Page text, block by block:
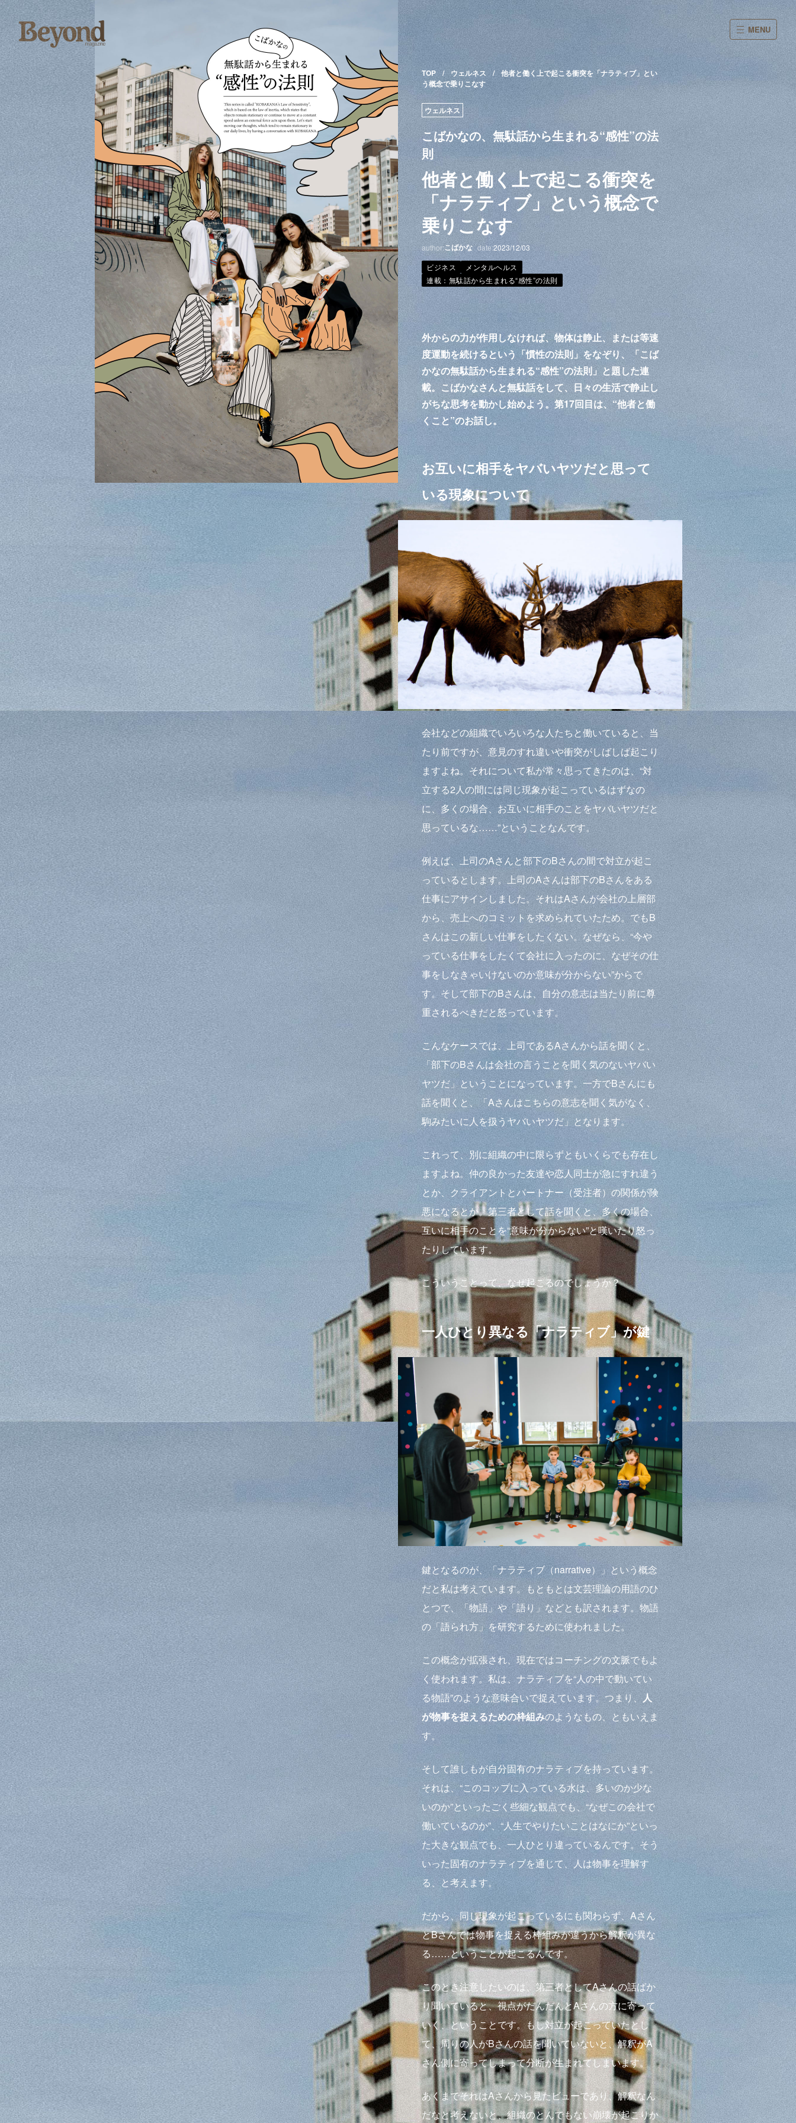
MENU
TOP ウェルネス
他者と働く上で起こる衝突を「ナラティブ」とい
う概念で乗りこなす
ウェルネス
こばかなの、無駄話から生まれる“感性”の法
則
他者と働く上で起こる衝突を
「ナラティブ」という概念で
乗りこなす
author:こばかな date:2023/12/03
ビジネス
メンタルヘルス
連載：無駄話から生まれる“感性”の法則
外からの力が作用しなければ、物体は静止、または等速
度運動を続けるという「慣性の法則」をなぞり、「こば
かなの無駄話から生まれる“感性”の法則」と題した連
載。こばかなさんと無駄話をして、日々の生活で静止し
がちな思考を動かし始めよう。第17回目は、“他者と働
くこと”のお話し。
お互いに相手をヤバいヤツだと思って
いる現象について
会社などの組織でいろいろな人たちと働いていると、当
たり前ですが、意見のすれ違いや衝突がしばしば起こり
ますよね。それについて私が常々思ってきたのは、“対
立する2人の間には同じ現象が起こっているはずなの
に、多くの場合、お互いに相手のことをヤバいヤツだと
思っているな……”ということなんです。
例えば、上司のAさんと部下のBさんの間で対立が起こ
っているとします。上司のAさんは部下のBさんをある
仕事にアサインしました。それはAさんが会社の上層部
から、売上へのコミットを求められていたため。でもB
さんはこの新しい仕事をしたくない。なぜなら、“今や
っている仕事をしたくて会社に入ったのに、なぜその仕
事をしなきゃいけないのか意味が分からない”からで
す。そして部下のBさんは、自分の意志は当たり前に尊
重されるべきだと怒っています。
こんなケースでは、上司であるAさんから話を聞くと、
「部下のBさんは会社の言うことを聞く気のないヤバい
ヤツだ」ということになっています。一方でBさんにも
話を聞くと、「Aさんはこちらの意志を聞く気がなく、
駒みたいに人を扱うヤバいヤツだ」となります。
これって、別に組織の中に限らずともいくらでも存在し
ますよね。仲の良かった友達や恋人同士が急にすれ違う
とか、クライアントとパートナー（受注者）の関係が険
悪になるとか。第三者として話を聞くと、多くの場合、
互いに相手のことを“意味が分からない”と嘆いたり怒っ
たりしています。
こういうことって、なぜ起こるのでしょうか？
一人ひとり異なる「ナラティブ」が鍵
鍵となるのが、「ナラティブ（narrative）」という概念
だと私は考えています。もともとは文芸理論の用語のひ
とつで、「物語」や「語り」などとも訳されます。物語
の「語られ方」を研究するために使われました。
この概念が拡張され、現在ではコーチングの文脈でもよ
く使われます。私は、ナラティブを“人の中で動いてい
る物語”のような意味合いで捉えています。つまり、人
が物事を捉えるための枠組みのようなもの、ともいえま
す。
そして誰しもが自分固有のナラティブを持っています。
それは、“このコップに入っている水は、多いのか少な
いのか”といったごく些細な観点でも、“なぜこの会社で
働いているのか”、“人生でやりたいことはなにか”といっ
た大きな観点でも、一人ひとり違っているんです。そう
いった固有のナラティブを通じて、人は物事を理解す
る、と考えます。
だから、同じ現象が起こっているにも関わらず、Aさん
とBさんでは物事を捉える枠組みが違うから解釈が異な
る……ということが起こるんです。
このとき注意したいのは、第三者としてAさんの話ばか
り聞いていると、視点がだんだんとAさんの方に寄って
いく、ということです。もし対立が起こっていたとし
て、周りの人がBさんの話を聞いていないと、解釈がA
さん側に寄ってしまって分断が生まれてしまいます。
あくまでそれはAさんから見たビューであり、解釈なん
だなと考えないと、組織のとんでもない崩壊が起こりか